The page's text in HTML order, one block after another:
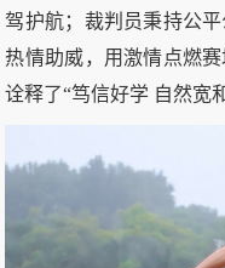
驾护航；裁判员秉持公
热情助威，用激情点燃
诠释了“笃信好学 自然宽